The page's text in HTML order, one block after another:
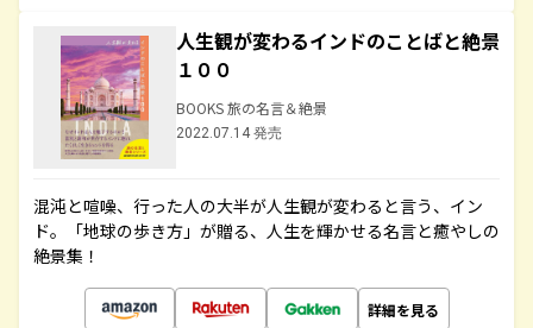
人生観が変わるインドのことばと絶景
１００
BOOKS 旅の名言＆絶景
2022.07.14 発売
混沌と喧噪、行った人の大半が人生観が変わると言う、イン
ド。「地球の歩き方」が贈る、人生を輝かせる名言と癒やしの
絶景集！
詳細を見る